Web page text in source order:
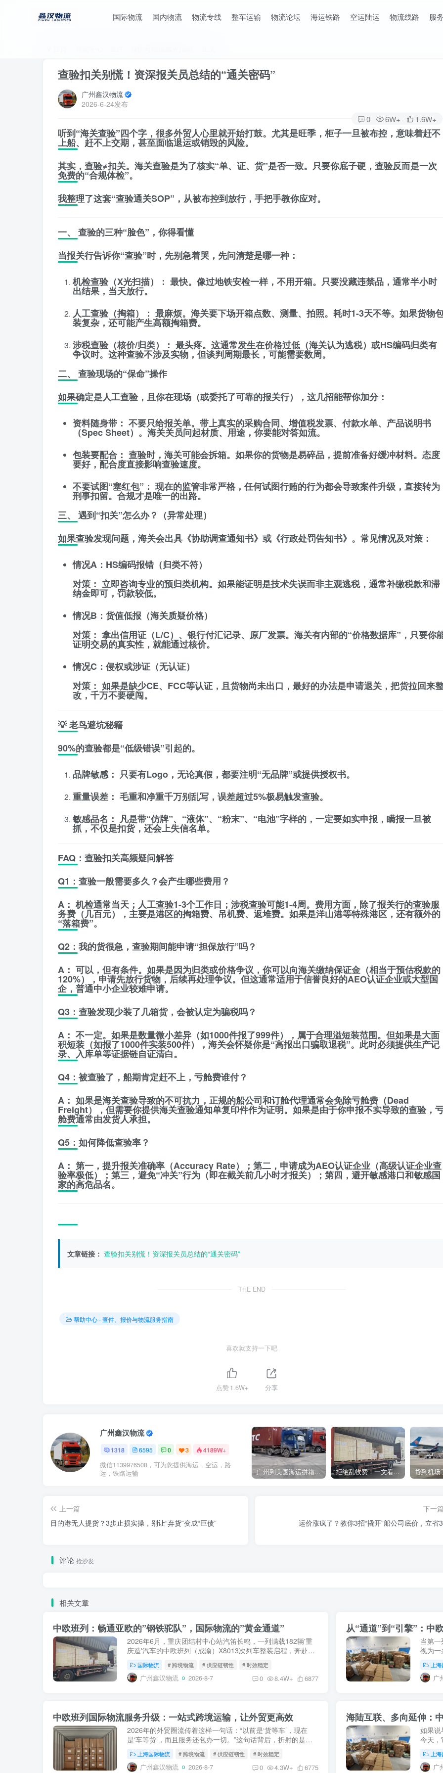
国际物流 国内物流 物流专线 整车运输 物流论坛 海运铁路 空运陆运 物流线路 服
查验扣关别慌！资深报关员总结的“通关密码”
广州鑫汉物流
2026-6-24发布
0 6W+ 1.6W+
听到“海关查验”四个字，很多外贸人心里就开始打鼓。尤其是旺季，柜子一旦被布控，意味着赶不
上船、赶不上交期，甚至面临退运或销毁的风险。
其实，查验≠扣关。海关查验是为了核实“单、证、货”是否一致。只要你底子硬，查验反而是一次
免费的“合规体检”。
我整理了这套“查验通关SOP” ，从被布控到放行，手把手教你应对。
一、 查验的三种“脸色”，你得看懂
当报关行告诉你“查验”时，先别急着哭，先问清楚是哪一种：
机检查验（X光扫描）： 最快。像过地铁安检一样，不用开箱。只要没藏违禁品，通常半小时
出结果，当天放行。
人工查验（掏箱）： 最麻烦。海关要下场开箱点数、测量、拍照。耗时1-3天不等。如果货物
装复杂，还可能产生高额掏箱费。
涉税查验（核价/归类）： 最头疼。这通常发生在价格过低（海关认为逃税）或HS编码归类有
争议时。这种查验不涉及实物，但谈判周期最长，可能需要数周。
二、 查验现场的“保命”操作
如果确定是人工查验，且你在现场（或委托了可靠的报关行），这几招能帮你加分：
资料随身带： 不要只给报关单。带上真实的采购合同、增值税发票、付款水单、产品说明书
（Spec Sheet） 。海关关员问起材质、用途，你要能对答如流。
包装要配合： 查验时，海关可能会拆箱。如果你的货物是易碎品，提前准备好缓冲材料。态度
要好，配合度直接影响查验速度。
不要试图“塞红包”： 现在的监管非常严格，任何试图行贿的行为都会导致案件升级，直接转为
刑事扣留。合规才是唯一的出路。
三、 遇到“扣关”怎么办？（异常处理）
如果查验发现问题，海关会出具《协助调查通知书》或《行政处罚告知书》。常见情况及对策：
情况A：HS编码报错（归类不符）
对策： 立即咨询专业的预归类机构。如果能证明是技术失误而非主观逃税，通常补缴税款和滞
纳金即可，罚款较低。
情况B：货值低报（海关质疑价格）
对策： 拿出信用证（L/C）、银行付汇记录、原厂发票。海关有内部的“价格数据库”，只要你
证明交易的真实性，就能通过核价。
情况C：侵权或涉证（无认证）
对策： 如果是缺少CE、FCC等认证，且货物尚未出口，最好的办法是申请退关 ，把货拉回来
改，千万不要硬闯。
💡 老鸟避坑秘籍
90%的查验都是“低级错误”引起的。
品牌敏感： 只要有Logo，无论真假，都要注明“无品牌”或提供授权书。
重量误差： 毛重和净重千万别乱写，误差超过5%极易触发查验。
敏感品名： 凡是带“仿牌”、“液体”、“粉末”、“电池”字样的，一定要如实申报，瞒报一旦被
抓，不仅是扣货，还会上失信名单。
FAQ：查验扣关高频疑问解答
Q1：查验一般需要多久？会产生哪些费用？
A： 机检通常当天；人工查验1-3个工作日；涉税查验可能1-4周。费用方面，除了报关行的查验服
务费（几百元），主要是港区的掏箱费、吊机费、返堆费。如果是洋山港等特殊港区，还有额外的
“落箱费”。
Q2：我的货很急，查验期间能申请“担保放行”吗？
A： 可以，但有条件。如果是因为归类或价格争议，你可以向海关缴纳保证金 （相当于预估税款的
120%），申请先放行货物，后续再处理争议。但这通常适用于信誉良好的AEO认证企业或大型国
企，普通中小企业较难申请。
Q3：查验发现少装了几箱货，会被认定为骗税吗？
A： 不一定。如果是数量微小差异（如1000件报了999件），属于合理溢短装范围。但如果是大面
积短装（如报了1000件实装500件），海关会怀疑你是“高报出口骗取退税”。此时必须提供生产记
录、入库单等证据链自证清白。
Q4：被查验了，船期肯定赶不上，亏舱费谁付？
A： 如果是海关查验导致的不可抗力，正规的船公司和订舱代理通常会免除亏舱费（Dead
Freight） ，但需要你提供海关查验通知单复印件作为证明。如果是由于你申报不实导致的查验，
舱费通常由发货人承担。
Q5：如何降低查验率？
A： 第一，提升报关准确率（Accuracy Rate）；第二，申请成为AEO认证企业 （高级认证企业查
验率极低）；第三，避免“冲关”行为（即在截关前几小时才报关）；第四，避开敏感港口和敏感国
家的高危品名。
文章链接： 查验扣关别慌！资深报关员总结的“通关密码”
THE END
帮助中心 - 查件、报价与物流服务指南
喜欢就支持一下吧
点赞1.6W+ 分享
广州鑫汉物流
1318 6595 0 3 4189W+
微信1139976508，可为您提供海运，空运，路
运，铁路运输
广州到美国海运拼箱多少钱？2024年最新运费构成+隐藏费用避坑指南 拒绝乱收费！一文看懂中国货代计费套路，教你避开所有隐形坑
上一篇
目的港无人提货？3步止损实操，别让“弃货”变成“巨债”
下一
运价涨疯了？教你3招“撬开”船公司底价，立省
评论 抢沙发
相关文章
中欧班列：畅通亚欧的”钢铁驼队”，国际物流的”黄金通道”
2026年6月，重庆团结村中心站汽笛长鸣，一列满载182辆'重
庆造'汽车的中欧班列（成渝）X8013次列车整装启程，奔赴俄
从郑州圃田站驶向德国...
国际物流 # 跨境物流 # 供应链韧性 # 时效稳定
广州鑫汉物流 2026-8-7 0 8.4W+ 6877
从“通道”到“引擎”：中
当第
视为一
动国
上
广
中欧班列国际物流服务升级：一站式跨境运输，让外贸更高效
2026年的外贸圈流传着这样一句话：“以前是‘货等车’，现在
是‘车等货’，而且服务还包办一切。”这句话背后，折射的是中
性跨越...
上海国际物流 # 跨境物流 # 供应链韧性 # 时效稳定
广州鑫汉物流 2026-8-7 0 4.3W+ 6775
海陆互联、多向延伸：
如果
今天，
瀚的
上
广